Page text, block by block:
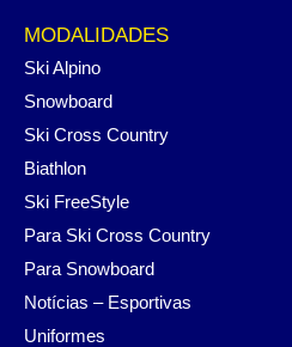
MODALIDADES
Ski Alpino
Snowboard
Ski Cross Country
Biathlon
Ski FreeStyle
Para Ski Cross Country
Para Snowboard
Notícias – Esportivas
Uniformes